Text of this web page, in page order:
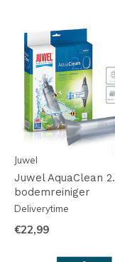
Juwel
Juwel AquaClean
bodemreiniger
Deliverytime
€22,99